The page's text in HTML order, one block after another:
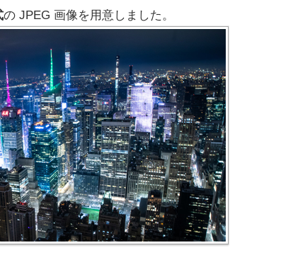
の JPEG 画像を用意しました。